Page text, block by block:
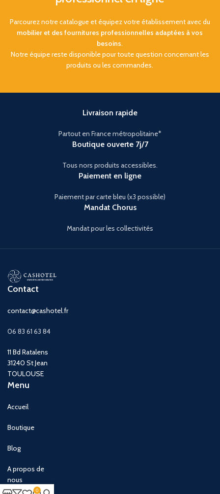
Parcourez notre catalogue et équipez votre établissement avec du
mobilier et des fournitures professionnelles adaptées à vos
besoins.
Notre équipe reste disponible pour toute question concernant les
produits ou les commandes.
Livraison rapide
Partout en France métropolitaine*
Boutique ouverte 7j/7
Tous nors produits accessibles.
Paiement en ligne
Paiement par carte bleu (x3 possible)
Mandat Chorus
Mandat pour les collectivités
Contact
contact@cashotel.fr
06 83 61 63 84
11 Bd Ratalens
31240 St Jean
TOULOUSE
Menu
Accueil
Boutique
Blog
A propos de
nous
0